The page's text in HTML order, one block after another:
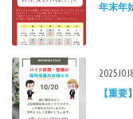
年末年
【重